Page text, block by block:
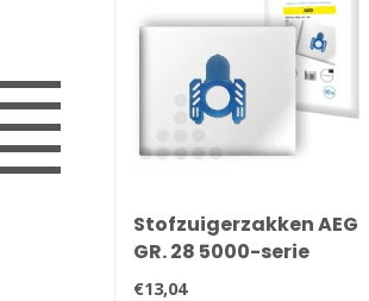
Stofzuigerzakken AEG
GR. 28 5000-serie
filterplus - 10 stuks
€13,04